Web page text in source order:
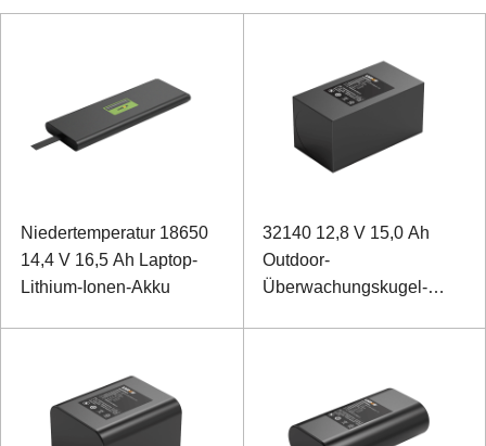
Niedertemperatur 18650
14,4 V 16,5 Ah Laptop-
Lithium-Ionen-Akku
32140 12,8 V 15,0 Ah
Outdoor-
Überwachungskugel-